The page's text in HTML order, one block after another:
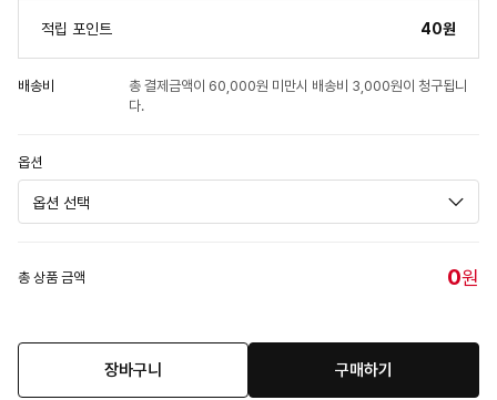
적립 포인트 40원
배송비
총 결제금액이 60,000원 미만시 배송비 3,000원이 청구됩니
다.
옵션
총 상품 금액 0원
장바구니 구매하기